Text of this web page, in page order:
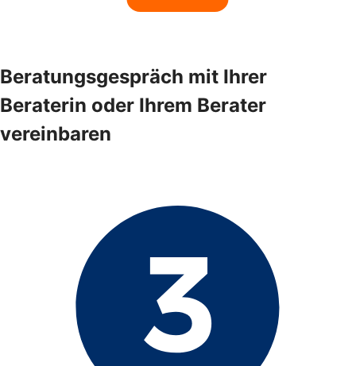
Beratungsgespräch mit Ihrer
Beraterin oder Ihrem Berater
vereinbaren